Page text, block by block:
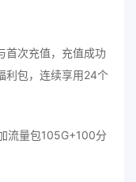
首次充值，充值成功
利包，连续享用24个
流量包105G+100分